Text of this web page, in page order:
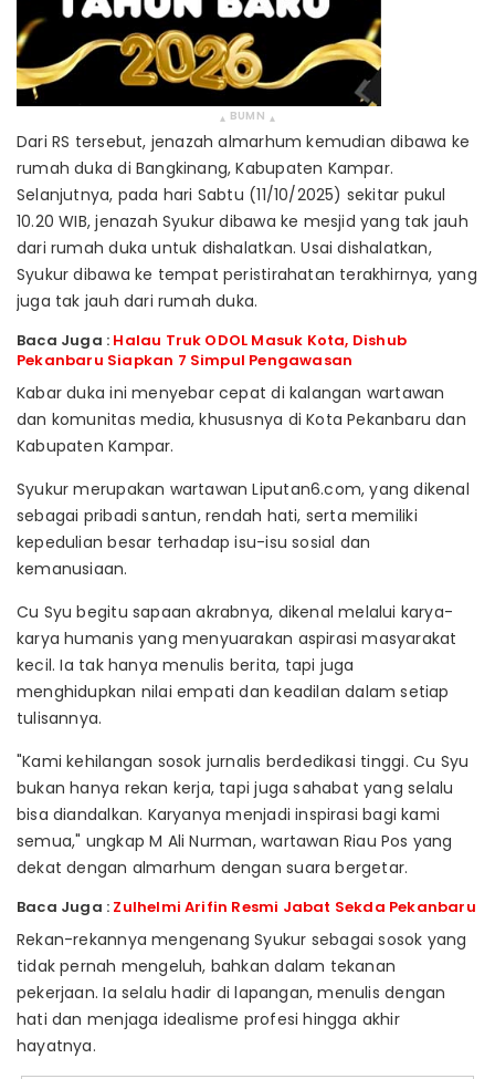
▴ BUMN ▴
Dari RS tersebut, jenazah almarhum kemudian dibawa ke
rumah duka di Bangkinang, Kabupaten Kampar.
Selanjutnya, pada hari Sabtu (11/10/2025) sekitar pukul
10.20 WIB, jenazah Syukur dibawa ke mesjid yang tak jauh
dari rumah duka untuk dishalatkan. Usai dishalatkan,
Syukur dibawa ke tempat peristirahatan terakhirnya, yang
juga tak jauh dari rumah duka.
Baca Juga : Halau Truk ODOL Masuk Kota, Dishub
Pekanbaru Siapkan 7 Simpul Pengawasan
Kabar duka ini menyebar cepat di kalangan wartawan
dan komunitas media, khususnya di Kota Pekanbaru dan
Kabupaten Kampar.
Syukur merupakan wartawan Liputan6.com, yang dikenal
sebagai pribadi santun, rendah hati, serta memiliki
kepedulian besar terhadap isu-isu sosial dan
kemanusiaan.
Cu Syu begitu sapaan akrabnya, dikenal melalui karya-
karya humanis yang menyuarakan aspirasi masyarakat
kecil. Ia tak hanya menulis berita, tapi juga
menghidupkan nilai empati dan keadilan dalam setiap
tulisannya.
"Kami kehilangan sosok jurnalis berdedikasi tinggi. Cu Syu
bukan hanya rekan kerja, tapi juga sahabat yang selalu
bisa diandalkan. Karyanya menjadi inspirasi bagi kami
semua," ungkap M Ali Nurman, wartawan Riau Pos yang
dekat dengan almarhum dengan suara bergetar.
Baca Juga : Zulhelmi Arifin Resmi Jabat Sekda Pekanbaru
Rekan-rekannya mengenang Syukur sebagai sosok yang
tidak pernah mengeluh, bahkan dalam tekanan
pekerjaan. Ia selalu hadir di lapangan, menulis dengan
hati dan menjaga idealisme profesi hingga akhir
hayatnya.